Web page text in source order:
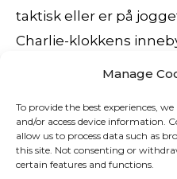
Manage
To provide the best experiences,
and/or access device information.
allow us to process data such as
this site. Not consenting or
certain features and functions.
taktisk eller er på
Charlie-klokkens
oppdatert på
som kommuniseres
huge porn eskorte